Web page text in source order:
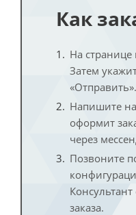
Как
На
Затем
Напишите
оформит
через
Позвоните
заказа.